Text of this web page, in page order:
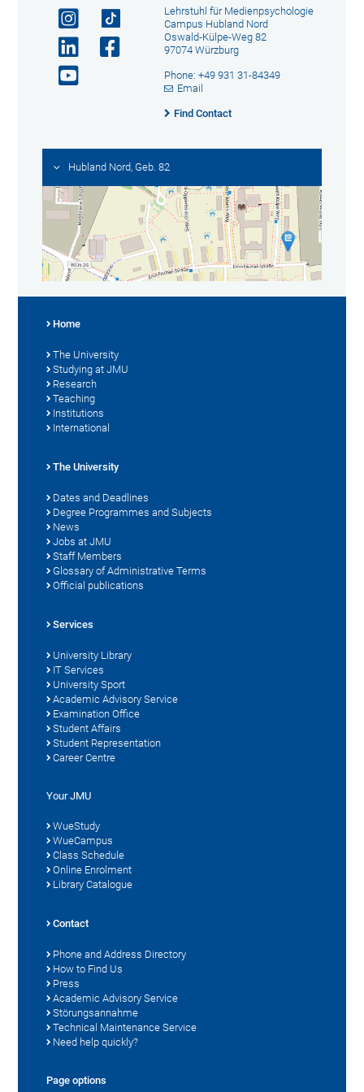
Lehrstuhl für Medienpsychologie
Campus Hubland Nord
Oswald-Külpe-Weg 82
97074 Würzburg
Phone: +49 931 31-84349
Email
Find Contact
Hubland Nord, Geb. 82
Home
The University
Studying at JMU
Research
Teaching
Institutions
International
The University
Dates and Deadlines
Degree Programmes and Subjects
News
Jobs at JMU
Staff Members
Glossary of Administrative Terms
Official publications
Services
University Library
IT Services
University Sport
Academic Advisory Service
Examination Office
Student Affairs
Student Representation
Career Centre
Your JMU
WueStudy
WueCampus
Class Schedule
Online Enrolment
Library Catalogue
Contact
Phone and Address Directory
How to Find Us
Press
Academic Advisory Service
Störungsannahme
Technical Maintenance Service
Need help quickly?
Page options